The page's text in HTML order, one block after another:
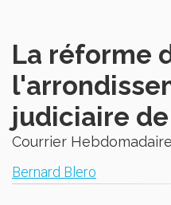
La réforme
judiciaire
Courrier Hebdomadaire
Bernard Blero